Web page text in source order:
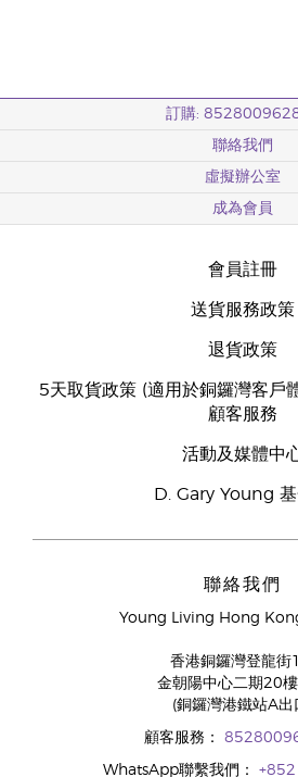
訂購:
聯絡我們
虛擬辦公室
成為會員
會員註冊
送貨服務政策
退貨政策
5天取貨政策 (適用於銅鑼灣客戶
顧客服務
活動及媒體中
D. Gary Young
聯絡我們
Young Living Hong
香港銅鑼灣登龍街
金朝陽中心二期20
(銅鑼灣港鐵站A出
顧客服務：
WhatsApp聯繫我們：